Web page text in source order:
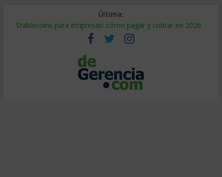
Última:
Stablecoins para empresas: cómo pagar y cobrar en 2026
Despido silencioso: qué es y por qué sale tan caro
IA en selección de personal: cómo auditarla a tiempo
Trabajo forzoso en la cadena de suministro: qué hacer
Mercado hispano de EE. UU.: cómo segmentarlo y venderle